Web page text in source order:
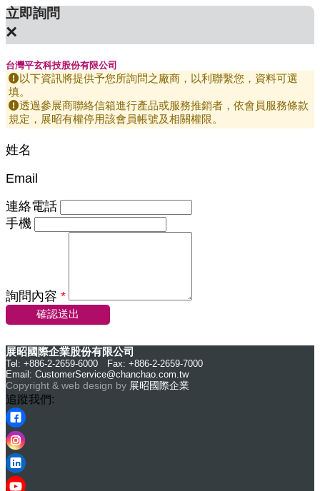
立即詢問
×
台灣平玄科技股份有限公司
以下資訊將提供予您所詢問之廠商，以利聯繫您，資料可選
填。
透過參展商聯絡信箱進行產品或服務推銷者，依會員服務條款
規定，展昭有權停用該會員帳號及相關權限。
姓名
Email
連絡電話
手機
詢問內容 *
確認送出
展昭國際企業股份有限公司
Tel: +886-2-2659-6000 Fax: +886-2-2659-7000
Email: CustomerService@chanchao.com.tw
Copyright & web design by 展昭國際企業
追蹤我們: